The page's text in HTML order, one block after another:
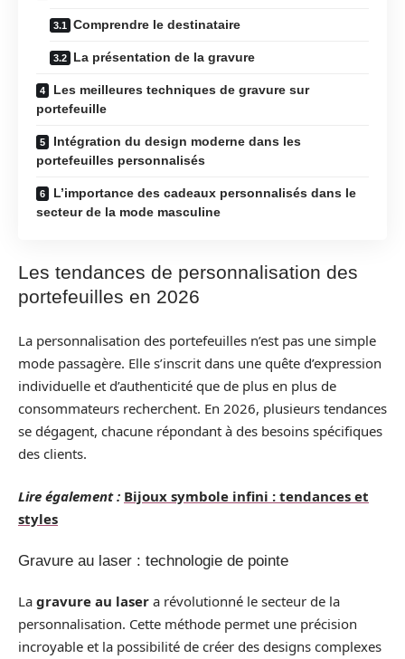
Comprendre le destinataire
La présentation de la gravure
Les meilleures techniques de gravure sur
portefeuille
Intégration du design moderne dans les
portefeuilles personnalisés
L’importance des cadeaux personnalisés dans le
secteur de la mode masculine
Les tendances de personnalisation des
portefeuilles en 2026
La personnalisation des portefeuilles n’est pas une simple
mode passagère. Elle s’inscrit dans une quête d’expression
individuelle et d’authenticité que de plus en plus de
consommateurs recherchent. En 2026, plusieurs tendances
se dégagent, chacune répondant à des besoins spécifiques
des clients.
Lire également : Bijoux symbole infini : tendances et
styles
Gravure au laser : technologie de pointe
La gravure au laser a révolutionné le secteur de la
personnalisation. Cette méthode permet une précision
incroyable et la possibilité de créer des designs complexes